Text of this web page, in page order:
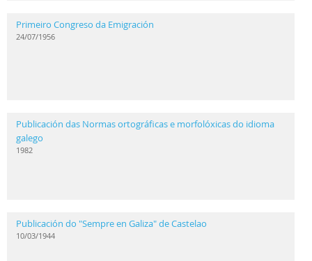
Primeiro Congreso da Emigración
24/07/1956
Publicación das Normas ortográficas e morfolóxicas do idioma
galego
1982
Publicación do "Sempre en Galiza" de Castelao
10/03/1944